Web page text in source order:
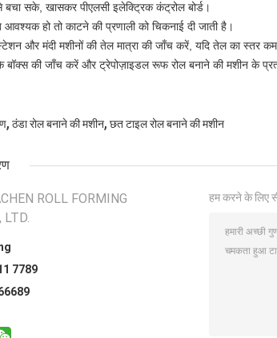
बचा सके, खासकर पीएलसी इलेक्ट्रिक कंट्रोल बोर्ड।
हो तो काटने की प्रणाली को चिकनाई दी जाती है।
और मंदी मशीनों की तेल मात्रा की जाँच करें, यदि तेल का स्तर
बॉक्स की जाँच करें और ट्रेपोज़ाइडल रूफ रोल बनाने की मशीन के
, ठंडा रोल बनाने की मशीन, छत टाइल रोल बनाने की मशीन
ROLL FORMING
LTD.
7789
हम करने के लिए